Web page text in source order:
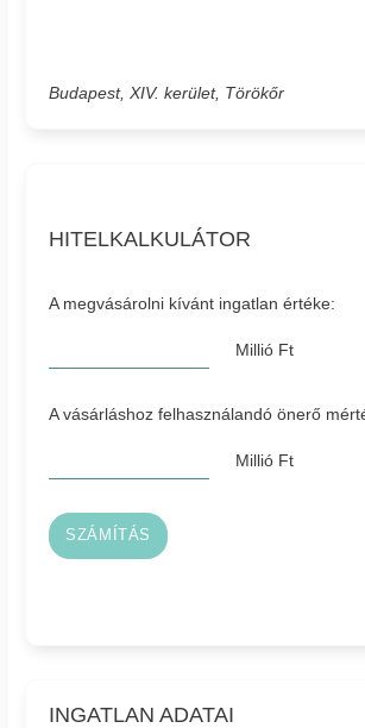
Budapest, XIV. kerület, Törökőr
HITELKALKULÁTOR
A megvásárolni kívánt ingatlan értéke:
Millió Ft
A vásárláshoz felhasználandó önerő
Millió Ft
SZÁMÍTÁS
INGATLAN ADATAI